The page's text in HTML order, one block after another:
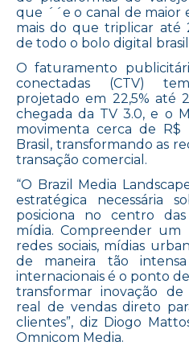
que ´´e o canal de maior
mais do que triplicar até
de todo o bolo digital
O faturamento
conectadas (CTV)
projetado em 22,5% até
chegada da TV 3.0, e o
movimenta cerca de
Brasil, transformando as
transação comercial.
“O Brazil Media
estratégica necessária
posiciona no centro
mídia. Compreender um
redes sociais, mídias
de maneira tão
internacionais é o ponto
transformar inovação
real de vendas direto
clientes”, diz Diogo
Omnicom Media.